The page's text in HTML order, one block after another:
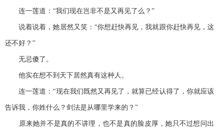
连一莲道：“我们现在岂非不是又再见了么？”
说着说着，她居然又笑：“你想赶快再见，我就跟你赶快再见，这
还不好？”
无忌傻了。
他实在想不到天下居然真有这种人。
连一莲道：“现在我们既然又再见了，就算已经认得了，你就应该
告诉我，你姓什么？剑法是从哪里学来的？”
原来她并不是真的不讲理，也不是真的脸皮厚，她只不过想问出